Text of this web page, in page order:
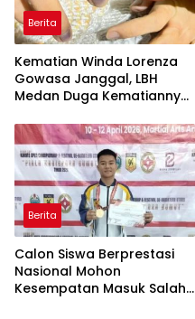
Berita
Kematian Winda Lorenza
Gowasa Janggal, LBH
Medan Duga Kematiannya
Ada Dugaan Tundak
Pidana
Berita
Calon Siswa Berprestasi
Nasional Mohon
Kesempatan Masuk Salah